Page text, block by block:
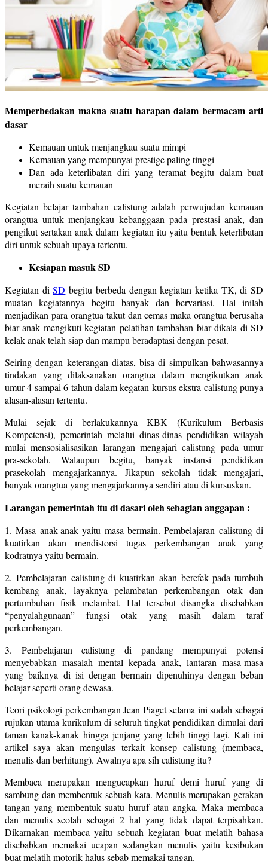
Memperbedakan makna suatu harapan dalam bermacam arti
dasar
Kemauan untuk menjangkau suatu mimpi
Kemauan yang mempunyai prestige paling tinggi
Dan ada keterlibatan diri yang teramat begitu dalam buat
meraih suatu kemauan
Kegiatan belajar tambahan calistung adalah perwujudan kemauan
orangtua untuk menjangkau kebanggaan pada prestasi anak, dan
pengikut sertakan anak dalam kegiatan itu yaitu bentuk keterlibatan
diri untuk sebuah upaya tertentu.
Kesiapan masuk SD
Kegiatan diSD begitu berbeda dengan kegiatan ketika TK, di SD
muatan kegiatannya begitu banyak dan bervariasi. Hal inilah
menjadikan para orangtua takut dan cemas maka orangtua berusaha
biar anak mengikuti kegiatan pelatihan tambahan biar dikala di SD
kelak anak telah siap dan mampu beradaptasi dengan pesat.
Seiring dengan keterangan diatas, bisa di simpulkan bahwasannya
tindakan yang dilaksanakan orangtua dalam mengikutkan anak
umur 4 sampai 6 tahun dalam kegatan kursus ekstra calistung punya
alasan-alasan tertentu.
Mulai sejak di berlakukannya KBK (Kurikulum Berbasis
Kompetensi), pemerintah melalui dinas-dinas pendidikan wilayah
mulai mensosialisasikan larangan mengajari calistung pada umur
pra-sekolah. Walaupun begitu, banyak instansi pendidikan
prasekolah mengajarkannya. Jikapun sekolah tidak mengajari,
banyak orangtua yang mengajarkannya sendiri atau di kursuskan.
Larangan pemerintah itu di dasari oleh sebagian anggapan :
1. Masa anak-anak yaitu masa bermain. Pembelajaran calistung di
kuatirkan akan mendistorsi tugas perkembangan anak yang
kodratnya yaitu bermain.
2. Pembelajaran calistung di kuatirkan akan berefek pada tumbuh
kembang anak, layaknya pelambatan perkembangan otak dan
pertumbuhan fisik melambat. Hal tersebut disangka disebabkan
“penyalahgunaan” fungsi otak yang masih dalam taraf
perkembangan.
3. Pembelajaran calistung di pandang mempunyai potensi
menyebabkan masalah mental kepada anak, lantaran masa-masa
yang baiknya di isi dengan bermain dipenuhinya dengan beban
belajar seperti orang dewasa.
Teori psikologi perkembangan Jean Piaget selama ini sudah sebagai
rujukan utama kurikulum di seluruh tingkat pendidikan dimulai dari
taman kanak-kanak hingga jenjang yang lebih tinggi lagi. Kali ini
artikel saya akan mengulas terkait konsep calistung (membaca,
menulis dan berhitung). Awalnya apa sih calistung itu?
Membaca merupakan mengucapkan huruf demi huruf yang di
sambung dan membentuk sebuah kata. Menulis merupakan gerakan
tangan yang membentuk suatu huruf atau angka. Maka membaca
dan menulis seolah sebagai 2 hal yang tidak dapat terpisahkan.
Dikarnakan membaca yaitu sebuah kegiatan buat melatih bahasa
disebabkan memakai ucapan sedangkan menulis yaitu kesibukan
buat melatih motorik halus sebab memakai tangan.